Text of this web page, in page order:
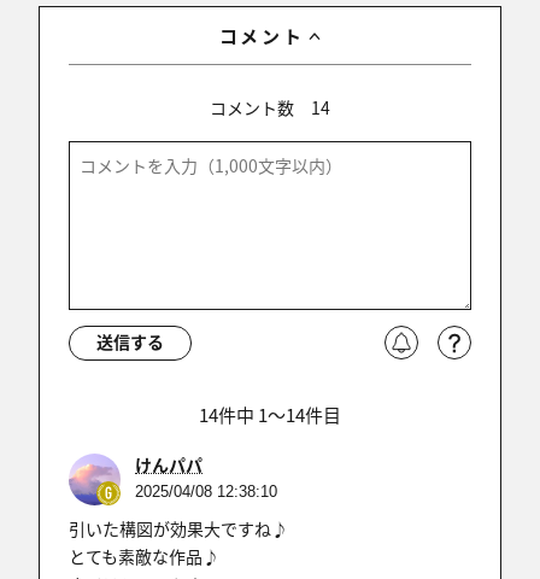
コメント
コメント数 14
送信する
14件中 1〜14件目
けんパパ
2025/04/08 12:38:10
引いた構図が効果大ですね♪
とても素敵な作品♪